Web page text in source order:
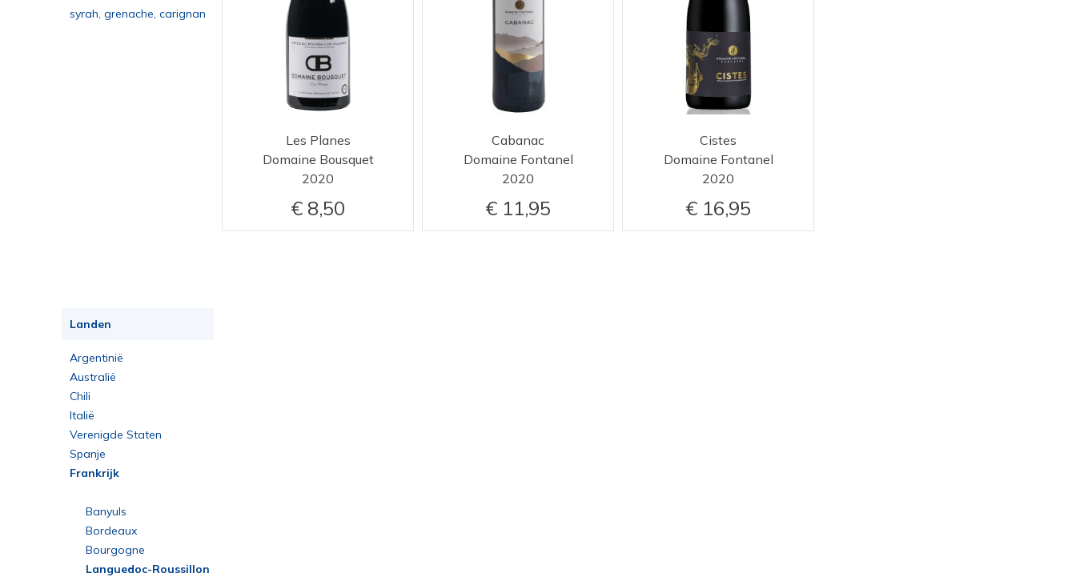
syrah, grenache, carignan
Landen
Argentinië
Australië
Chili
Italië
Verenigde Staten
Spanje
Frankrijk
Banyuls
Bordeaux
Bourgogne
Languedoc-Roussillon
Les Planes
Domaine Bousquet
2020
8,50
Cabanac
Domaine Fontanel
2020
11,95
Cistes
Domaine Fontanel
2020
16,95